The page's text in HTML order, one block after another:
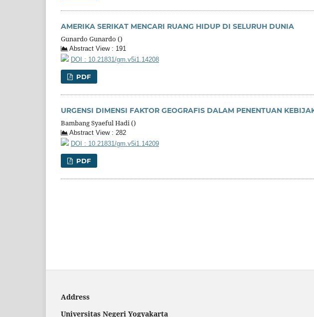
AMERIKA SERIKAT MENCARI RUANG HIDUP DI SELURUH DUNIA
Gunardo Gunardo ()
Abstract View : 191
DOI : 10.21831/gm.v5i1.14208
PDF
URGENSI DIMENSI FAKTOR GEOGRAFIS DALAM PENENTUAN
Bambang Syaeful Hadi ()
Abstract View : 282
DOI : 10.21831/gm.v5i1.14209
PDF
Address
Universitas Negeri Yogyakarta